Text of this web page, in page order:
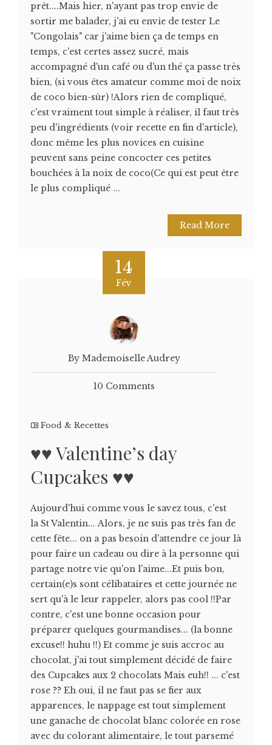
prêt....Mais hier, n'ayant pas trop envie de
sortir me balader, j'ai eu envie de tester Le
"Congolais" car j'aime bien ça de temps en
temps, c'est certes assez sucré, mais
accompagné d'un café ou d'un thé ça passe très
bien, (si vous êtes amateur comme moi de noix
de coco bien-sûr) !Alors rien de compliqué,
c'est vraiment tout simple à réaliser, il faut très
peu d'ingrédients (voir recette en fin d'article),
donc même les plus novices en cuisine
peuvent sans peine concocter ces petites
bouchées à la noix de coco(Ce qui est peut être
le plus compliqué ...
Read More
14
Fév
By Mademoiselle Audrey
10 Comments
Food & Recettes
♥♥ Valentine’s day
Cupcakes ♥♥
Aujourd'hui comme vous le savez tous, c'est
la St Valentin... Alors, je ne suis pas très fan de
cette fête... on a pas besoin d'attendre ce jour là
pour faire un cadeau ou dire à la personne qui
partage notre vie qu'on l'aime...Et puis bon,
certain(e)s sont célibataires et cette journée ne
sert qu'à le leur rappeler, alors pas cool !!Par
contre, c'est une bonne occasion pour
préparer quelques gourmandises... (la bonne
excuse!! huhu !!) Et comme je suis accroc au
chocolat, j'ai tout simplement décidé de faire
des Cupcakes aux 2 chocolats Mais euh!! ... c'est
rose ?? Eh oui, il ne faut pas se fier aux
apparences, le nappage est tout simplement
une ganache de chocolat blanc colorée en rose
avec du colorant alimentaire, le tout parsemé